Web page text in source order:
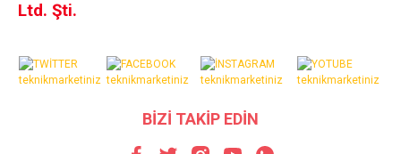
Ltd. Şti.
BİZİ TAKİP EDİN